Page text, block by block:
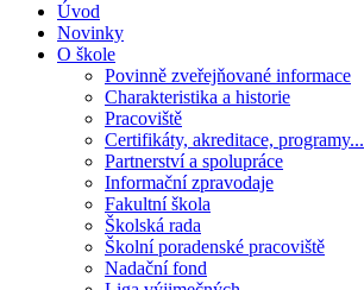
Úvod
Novinky
O škole
Povinně zveřejňované informace
Charakteristika a historie
Pracoviště
Certifikáty, akreditace, programy...
Partnerství a spolupráce
Informační zpravodaje
Fakultní škola
Školská rada
Školní poradenské pracoviště
Nadační fond